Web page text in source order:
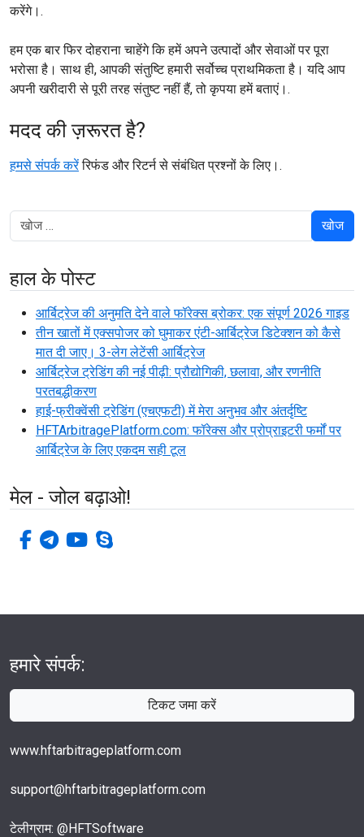
करेंगे।.
हम एक बार फिर दोहराना चाहेंगे कि हमें अपने उत्पादों और सेवाओं पर पूरा
भरोसा है। साथ ही, आपकी संतुष्टि हमारी सर्वोच्च प्राथमिकता है। यदि आप
अपनी खरीदारी से पूरी तरह संतुष्ट नहीं हैं, तो कृपया हमें बताएं।.
मदद की ज़रूरत है?
हमसे संपर्क करेंरिफंड और रिटर्न से संबंधित प्रश्नों के लिए।.
खोज
हाल के पोस्ट
आर्बिट्रेज की अनुमति देने वाले फॉरेक्स ब्रोकर: एक संपूर्ण 2026 गाइड
तीन खातों में एक्सपोजर को घुमाकर एंटी-आर्बिट्रेज डिटेक्शन को कैसे
मात दी जाए। 3-लेग लेटेंसी आर्बिट्रेज
आर्बिट्रेज ट्रेडिंग की नई पीढ़ी: प्रौद्योगिकी, छलावा, और रणनीति
परतबद्धीकरण
हाई-फ्रीक्वेंसी ट्रेडिंग (एचएफटी) में मेरा अनुभव और अंतर्दृष्टि
HFTArbitragePlatform.com: फॉरेक्स और प्रोप्राइटरी फर्मों पर
आर्बिट्रेज के लिए एकदम सही टूल
मेल - जोल बढ़ाओ!
फेसबुक-एफ
टेलीग्रामयूट्यूबस्काइप
हमारे संपर्क:
टिकट जमा करें
www.hftarbitrageplatform.com
support@hftarbitrageplatform.com
टेलीग्राम: @HFTSoftware